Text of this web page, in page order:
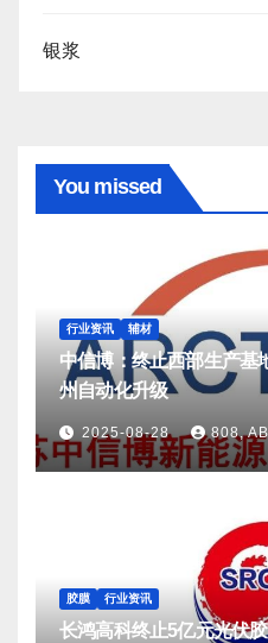
银浆
You missed
行业资讯 辅材
中信博：终止西部生产基
州自动化升级
2025-08-28 808, AB
胶膜 行业资讯
长鸿高科终止5亿元光伏